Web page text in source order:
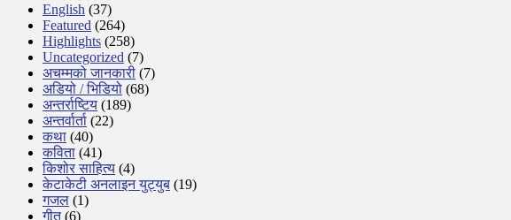
English (37)
Featured (264)
Highlights (258)
Uncategorized (7)
अचम्मको जानकारी (7)
अडियो / भिडियो (68)
अन्तर्राष्टिय (189)
अन्तर्वार्ता (22)
कथा (40)
कविता (41)
किशोर साहित्य (4)
केटाकेटी अनलाइन युट्युब (19)
गजल (1)
गीत(6)